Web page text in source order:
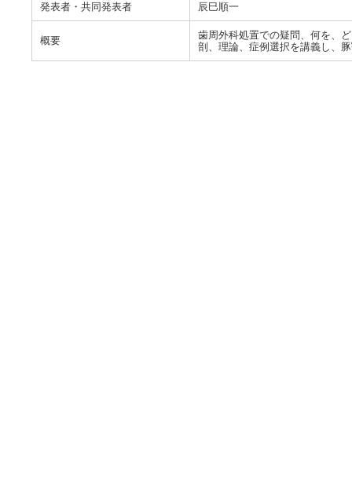
発表者・共同発表者 辰巳順一
概要
歯周外科処置での疑問、何を、
剖、理論、症例選択を講義し、